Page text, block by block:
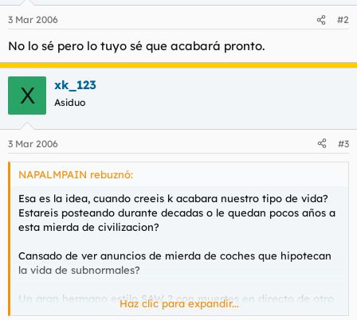
3 Mar 2006 #2
No lo sé pero lo tuyo sé que acabará pronto.
X xk_123
Asiduo
3 Mar 2006 #3
NAPALMPAIN rebuznó:
Esa es la idea, cuando creeis k acabara nuestro tipo de vida?
Estareis posteando durante decadas o le quedan pocos años a
esta mierda de civilizacion?
Cansado de ver anuncios de mierda de coches que hipotecan
la vida de subnormales?
Un gran hermano estilo SAW 2 con muertes en directo de otro
tipo de subnormales?
Haz clic para expandir...